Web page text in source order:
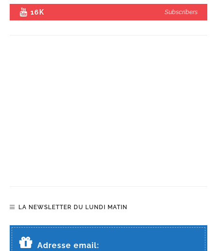
16K Subscribers
LA NEWSLETTER DU LUNDI MATIN
Adresse email: